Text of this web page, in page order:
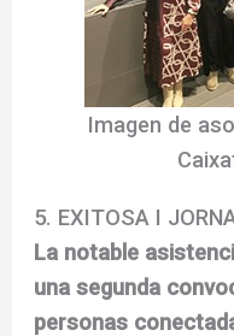
Imagen de
5. EXITOSA I
La notable
una segunda
personas